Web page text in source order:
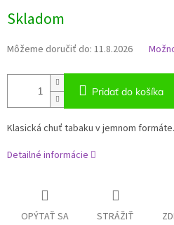
Skladom
Môžeme doručiť do: 11.8.2026
Pridať do košíka
Klasická chuť tabaku v jemnom formáte.
Detailné informácie
OPÝTAŤ SA STRÁŽIŤ